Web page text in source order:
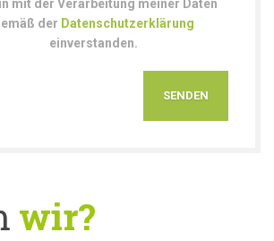
mit der Verarbeitung meiner Daten
der Datenschutzerklärung
einverstanden.
wir?